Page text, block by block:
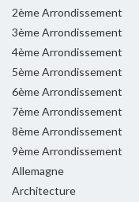
2ème Arrondissement
3ème Arrondissement
4ème Arrondissement
5ème Arrondissement
6ème Arrondissement
7ème Arrondissement
8ème Arrondissement
9ème Arrondissement
Allemagne
Architecture